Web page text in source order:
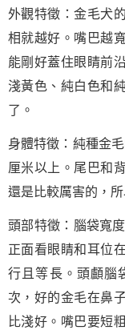
外觀特徵：金毛犬
相就越好。嘴巴越
能剛好蓋住眼睛前
淺黃色、純白色和
了。
身體特徵：純種金
厘米以上。尾巴和
還是比較厲害的，
頭部特徵：腦袋寬
正面看眼睛和耳位
行且等長。頭顱腦
次，好的金毛在鼻
比淺好。嘴巴要短